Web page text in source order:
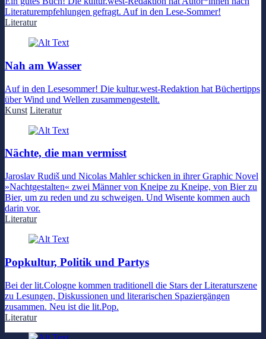
Literaturempfehlungen gefragt. Auf in den Lese-Sommer!
Literatur
Nah am Wasser
Auf in den Lesesommer! Die kultur.west-Redaktion hat Büchertipps
über Wind und Wellen zusammengestellt.
Kunst Literatur
Nächte, die man vermisst
Jaroslav Rudiš und Nicolas Mahler schicken in ihrer Graphic Novel
»Nachtgestalten« zwei Männer von Kneipe zu Kneipe, von Bier zu
Bier, um zu reden und zu schweigen. Und Wisente kommen auch
darin vor.
Literatur
Popkultur, Politik und Partys
Bei der lit.Cologne kommen traditionell die Stars der Literaturszene
zu Lesungen, Diskussionen und literarischen Spaziergängen
zusammen. Neu ist die lit.Pop.
Literatur